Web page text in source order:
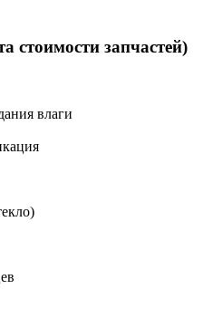
стоимости запчастей)
влаги